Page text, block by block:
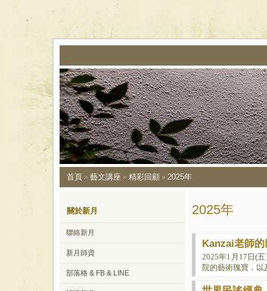
首頁 » 藝文講座 » 精彩回顧 » 2025年
關於新月
聯絡新月
新月師資
部落格 & FB & LINE
2025年
Kanzai老師
2025年1月17日(
院的藝術瑰寶，